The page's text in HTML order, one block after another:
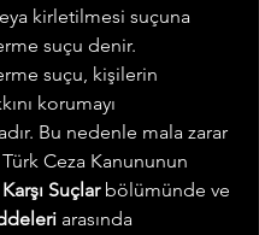
kirletilmesi suçuna
suçu denir.
suçu, kişilerin
korumayı
Bu nedenle mala zarar
Ceza Kanununun
Suçlar bölümünde ve
arasında